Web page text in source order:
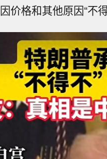
价格和其他原因“不